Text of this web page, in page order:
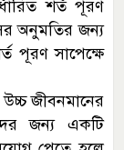
শর্ত পূরণ
অনুমতির জন্য
পূরণ সাপেক্ষে
উচ্চ জীবনমানের
জন্য একটি